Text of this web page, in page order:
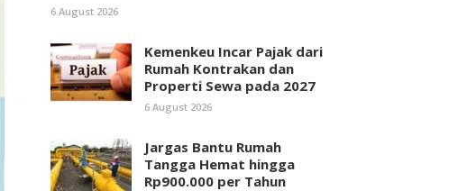
6 August 2026
Kemenkeu Incar Pajak dari
Rumah Kontrakan dan
Properti Sewa pada 2027
6 August 2026
Jargas Bantu Rumah
Tangga Hemat hingga
Rp900.000 per Tahun